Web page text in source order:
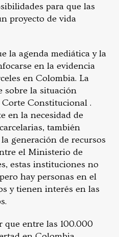
para que las
proyecto de vida
la agenda mediática y la
en la evidencia
en Colombia. La
sobre la situación
Constitucional .
en la necesidad de
también
generación de recursos
el Ministerio de
estas instituciones no
hay personas en el
y tienen interés en las
que entre las 100.000